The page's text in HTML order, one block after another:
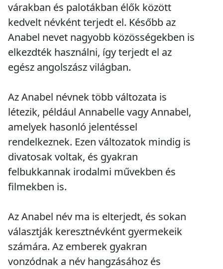
várakban és palotákban élők között
kedvelt névként terjedt el. Később az
Anabel nevet nagyobb közösségekben is
elkezdték használni, így terjedt el az
egész angolszász világban.
Az Anabel névnek több változata is
létezik, például Annabelle vagy Annabel,
amelyek hasonló jelentéssel
rendelkeznek. Ezen változatok mindig is
divatosak voltak, és gyakran
felbukkannak irodalmi művekben és
filmekben is.
Az Anabel név ma is elterjedt, és sokan
választják keresztnévként gyermekeik
számára. Az emberek gyakran
vonzódnak a név hangzásához és